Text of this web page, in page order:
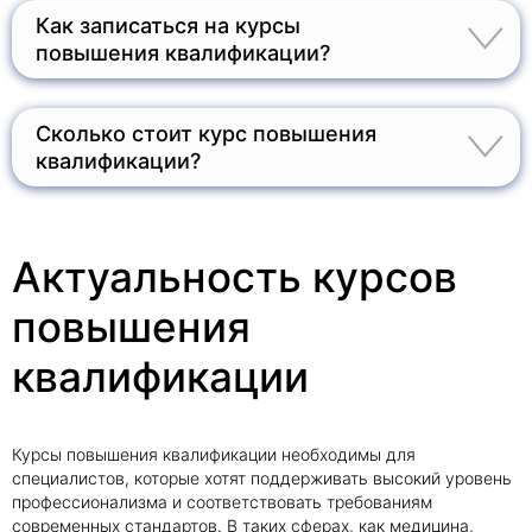
специальное или высшее образование.
Как записаться на курсы
повышения квалификации?
Записаться на курсы можно через сайт, заполнив
форму заявки, либо позвонив по телефону +7
(495) 212 12 34.
Сколько стоит курс повышения
квалификации?
Стоимость курсов зависит от направления и
Актуальность курсов
повышения
квалификации
Курсы повышения квалификации необходимы для
специалистов, которые хотят поддерживать высокий уровень
профессионализма и соответствовать требованиям
современных стандартов. В таких сферах, как медицина,